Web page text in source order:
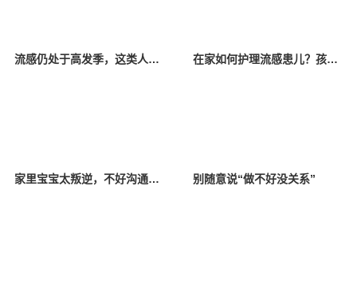
流感仍处于高发季，这类人群要特别注意 在家如何护理流感患儿？孩子高热惊厥怎么办？
家里宝宝太叛逆，不好沟通？或许是家长的原因 别随意说“做不好没关系”